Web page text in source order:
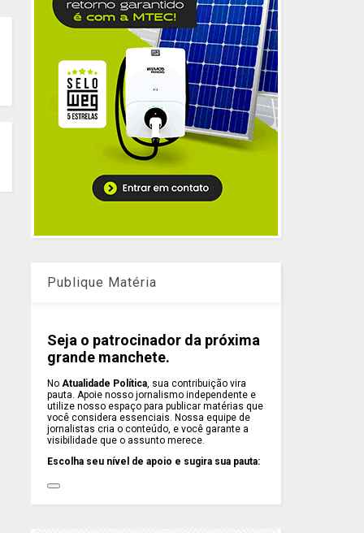
Publique Matéria
Seja o patrocinador da próxima
grande manchete.
NoAtualidade Política, sua contribuição vira
pauta. Apoie nosso jornalismo independente e
utilize nosso espaço para publicar matérias que
você considera essenciais. Nossa equipe de
jornalistas cria o conteúdo, e você garante a
visibilidade que o assunto merece.
Escolha seu nível de apoio e sugira sua pauta: